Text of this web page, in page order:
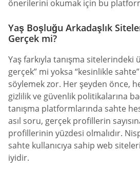
önerilerini okumak için bu
Yaş Boşluğu Arkadaşlık
Gerçek mi?
Yaş farkıyla tanışma sitelerindeki
gerçek” mi yoksa “kesinlikle
söylemek zor. Her şeyden önce,
gizlilik ve güvenlik politikalarına
tanışma platformlarında sahte
asıl soru, gerçek profillerin
profillerinin yüzdesi olmalıdır.
sahte kullanıcıya sahip web
iyidir.